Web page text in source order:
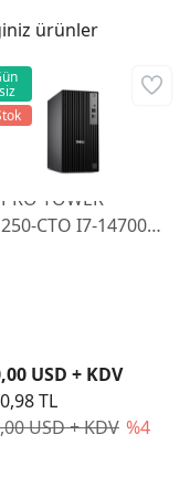
ürünler
TOWER
CTO I7-14700
USD + KDV %4
USD + KDV
TL